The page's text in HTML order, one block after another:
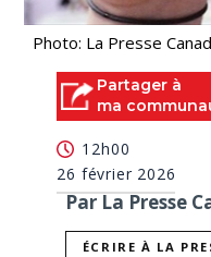
Photo: La Presse
Partager à
ma
12h00
26 février 2026
Par La Presse
ÉCRIRE À LA